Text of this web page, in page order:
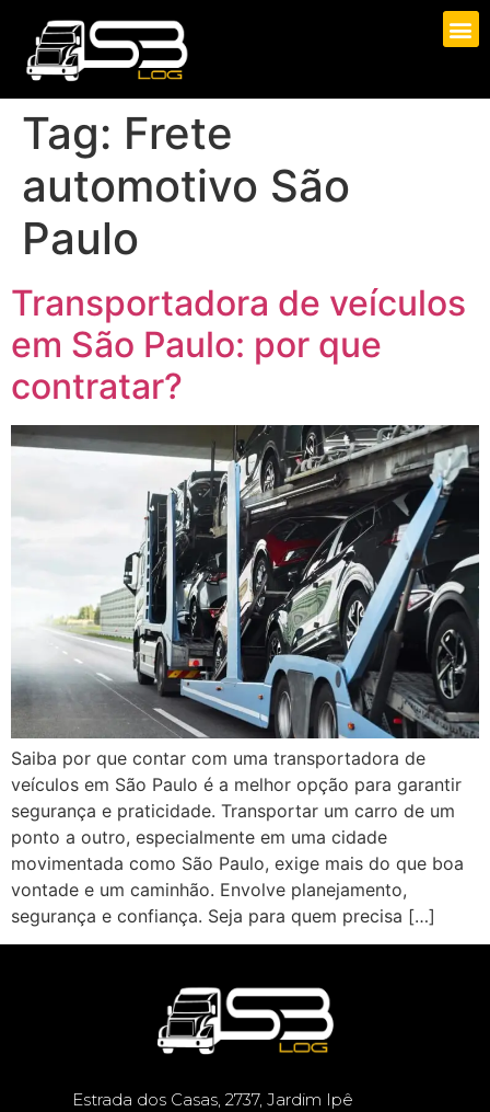
Tag: Frete
automotivo São
Paulo
Transportadora de veículos
em São Paulo: por que
contratar?
Saiba por que contar com uma transportadora de
veículos em São Paulo é a melhor opção para garantir
segurança e praticidade. Transportar um carro de um
ponto a outro, especialmente em uma cidade
movimentada como São Paulo, exige mais do que boa
vontade e um caminhão. Envolve planejamento,
segurança e confiança. Seja para quem precisa […]
Estrada dos Casas, 2737, Jardim Ipê